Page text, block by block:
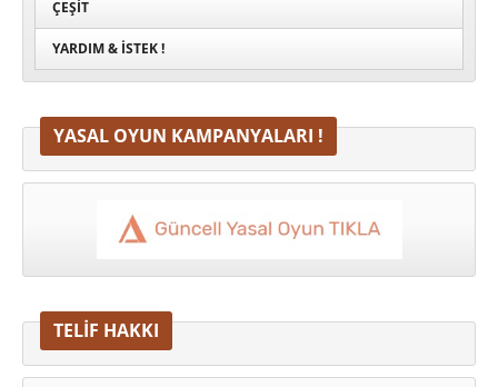
ÇEŞIT
YARDIM & İSTEK !
YASAL OYUN KAMPANYALARI !
TELİF HAKKI